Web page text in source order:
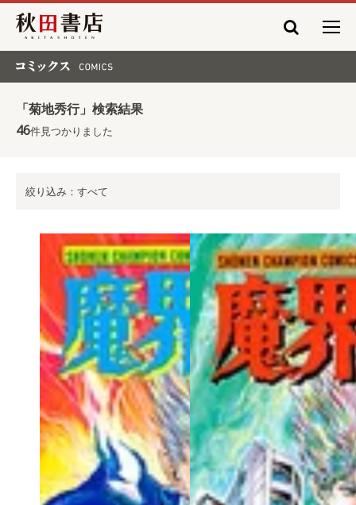
秋田書店
「菊地秀行」検索結果
46件見つかりました
絞り込み：すべて